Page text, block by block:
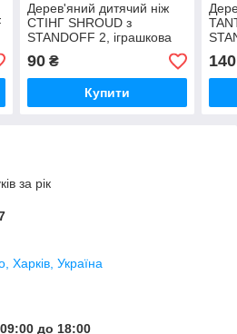
Дерев'яний дитячий ніж
СТІНГ SHROUD з
STANDOFF 2, іграшкова
зброя
90₴
Купити
140
за рік
Харків, Україна
до 18:00